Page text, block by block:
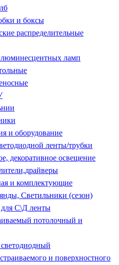
и боксы
распределительные
ламп
и оборудование
ленты/трубки
декоративное освещение
и комплектующие
Светильники (сезон)
С\Д ленты
потолочный и
и поверхностного